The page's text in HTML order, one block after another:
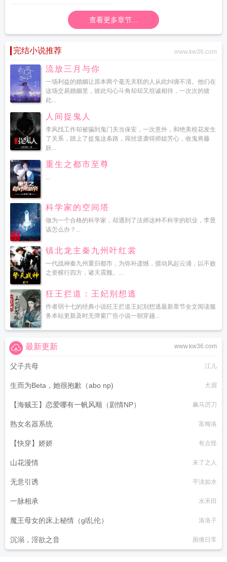
查看更多章节...
完结小说推荐 www.kw36.com
流放三月与你
一场利益的婚姻让原本两个毫无关联的人从此纠缠不清。他们在
这场交易婚姻里，彼此勾心斗角却却又坦诚相待，一次次的彼
此...
人间捉鬼人
李风找工作却被骗到鬼门关当保安，一次意外，和绝美校花发生
了关系，踏上了捉鬼这条路，屌丝逆袭得师姐芳心，收鬼将藤
妖...
重生之都市至尊
...
科学家的空间塔
做为一个合格的科学家，却遇到了法师这种不科学的职业，李昱
该怎么办？...
镇北龙主秦九州叶红裳
一代战神秦九州重归都市，为弥补遗憾，搅动风起云涌，以不败
之资横行四方，诸天震颤。...
狂王拦道：王妃别想逃
作者弱十七的经典小说狂王拦道王妃别想逃最新章节全文阅读服
务本站更新及时无弹窗广告小说一朝穿越...
www.kw36.com
最新更新
父子共母 江儿
生而为Beta，她很抱歉（abo np) 犬眉
【海贼王】恋爱哪有一帆风顺（剧情NP） 飙马厉刀
熟女名器系统 富梅洛
【快穿】娇娇 有点怪
山花漫情 未了之人
无意引诱 平淡如水
一脉相承 水禾田
魔王母女的床上秘情（gl乱伦） 洛洛子
沉溺，淫欲之音 困倦日常